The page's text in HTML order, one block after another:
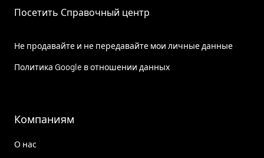
Посетить Справочный центр
Не продавайте и не передавайте мои личные данные
Политика Google в отношении данных
Компаниям
О нас